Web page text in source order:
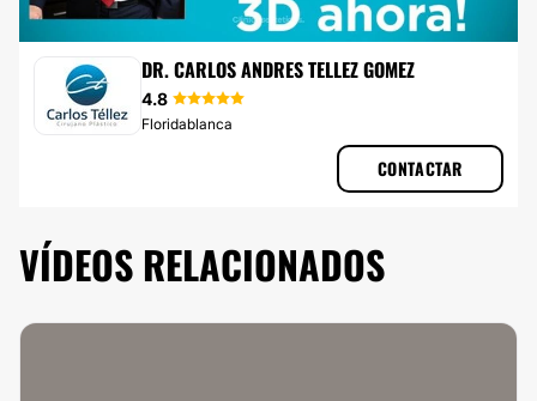
DR. CARLOS ANDRES TELLEZ GOMEZ
4.8
Floridablanca
CONTACTAR
VÍDEOS RELACIONADOS